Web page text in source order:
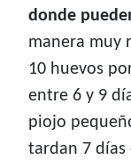
donde
manera muy
10 huevos
entre 6 y 9
piojo
tardan 7 días